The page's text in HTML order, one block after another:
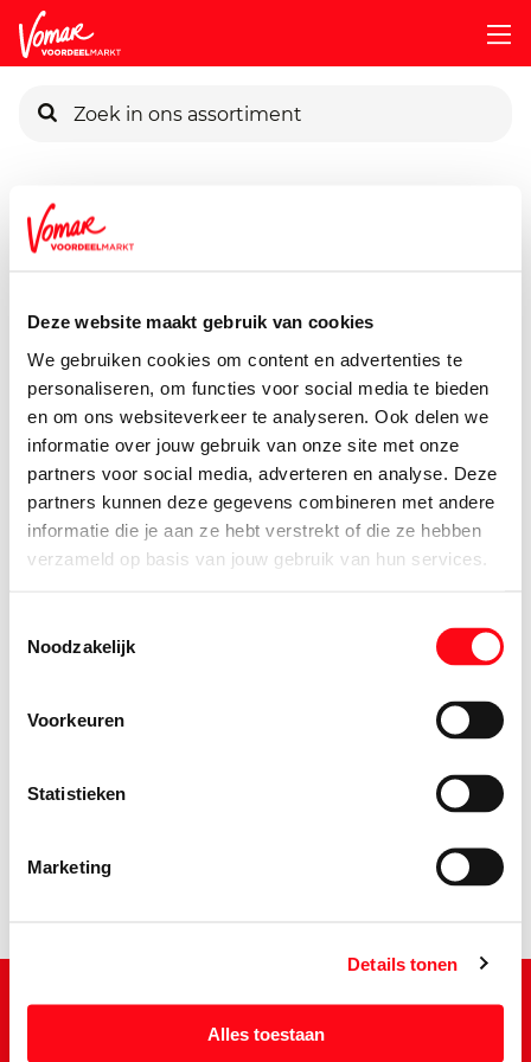
Deze website maakt gebruik van cookies
We gebruiken cookies om content en advertenties te
personaliseren, om functies voor social media te bieden
en om ons websiteverkeer te analyseren. Ook delen we
informatie over jouw gebruik van onze site met onze
partners voor social media, adverteren en analyse. Deze
partners kunnen deze gegevens combineren met andere
informatie die je aan ze hebt verstrekt of die ze hebben
verzameld op basis van jouw gebruik van hun services.
Noodzakelijk
Voorkeuren
Statistieken
Marketing
Details tonen
Alles toestaan
Pincode vergeten
Persoonlijk KIK-account
Assortiment
7200 ml
19.75